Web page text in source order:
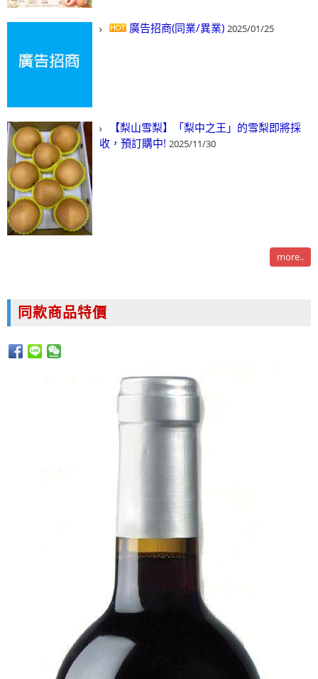
廣告招商(同業/異業) 2025/01/25
【梨山雪梨】「梨中之王」的雪梨即將採
收，預訂購中! 2025/11/30
more..
同款商品特價